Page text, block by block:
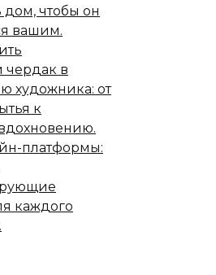
дом, чтобы он
вашим.
в
художника: от
к
платформы:
каждого